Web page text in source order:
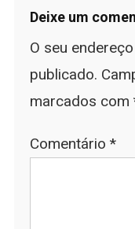
Deixe um
O seu
publicado.
marcados com
Comentário *